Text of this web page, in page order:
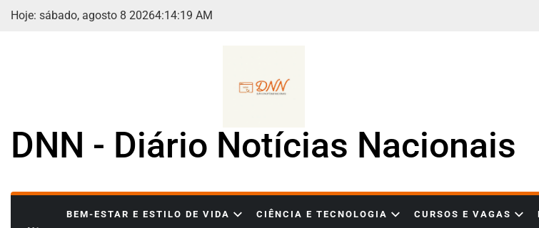
Skip
Hoje: sábado, agosto 8 20264:14:21 AM
DNN - Diário Notícias Nacionais
BEM-ESTAR E ESTILO DE VIDA CIÊNCIA E TECNOLOGIA CURSOS E VAGAS